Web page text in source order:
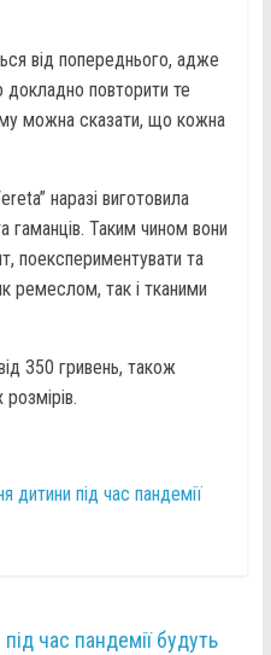
від попереднього, адже
повторити те
можна сказати, що кожна
наразі виготовила
гаманців. Таким чином вони
поекспериментувати та
ремеслом, так і тканими
350 гривень, також
дитини під час пандемії
час пандемії будуть